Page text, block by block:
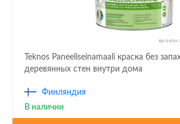
Teknos Paneeliseinamaali краска без
деревянных стен внутри дома
Финляндия
В наличии